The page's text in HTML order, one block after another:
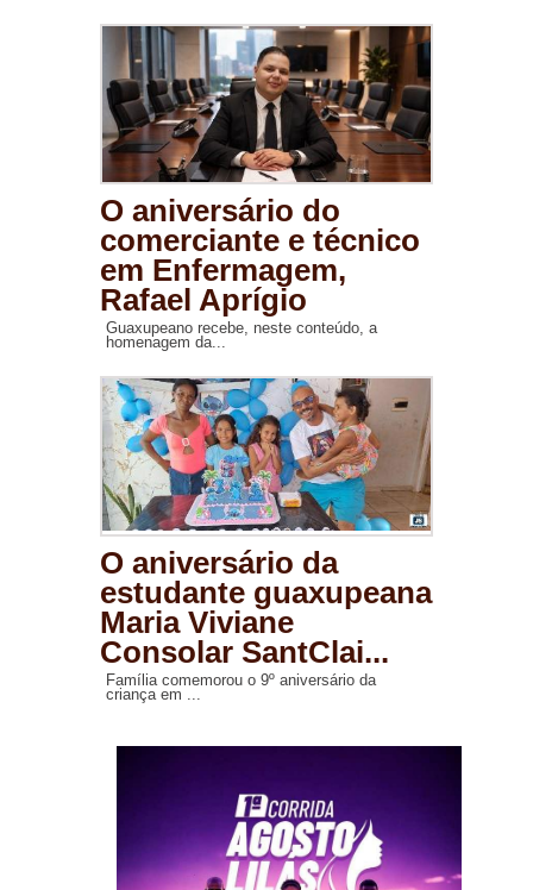
O aniversário do
comerciante e técnico
em Enfermagem,
Rafael Aprígio
Guaxupeano recebe, neste conteúdo, a
homenagem da...
O aniversário da
estudante guaxupeana
Maria Viviane
Consolar SantClai...
Família comemorou o 9º aniversário da
criança em ...